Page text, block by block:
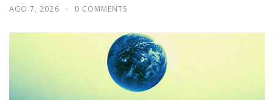
AGO 7, 2026 0 COMMENTS